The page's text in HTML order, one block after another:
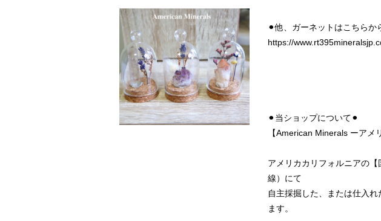
⚫︎他、ガーネットはこちらか
https://
⚫︎当ショップについて⚫︎
【American Minerals ーアメ
アメリカカリフォルニアの
線）にて
自主採掘した、または仕入
ます。